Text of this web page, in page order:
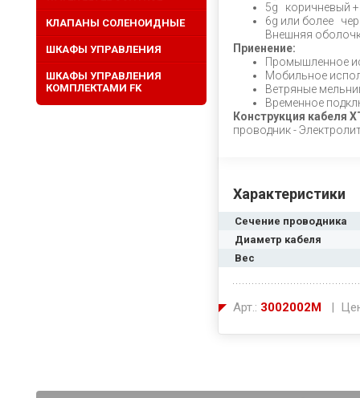
5g коричневый
6g или более
Внешняя
Приенение:
Промышленное
Мобильное
Ветряные
Временное
Конструкция кабеля
проводник -
Характеристики
Сечение проводника
Диаметр кабеля
Вес
Арт.: 3002002М |
КЛАПАНЫ СОЛЕНОИДНЫЕ
ШКАФЫ УПРАВЛЕНИЯ
ШКАФЫ УПРАВЛЕНИЯ
КОМПЛЕКТАМИ FK